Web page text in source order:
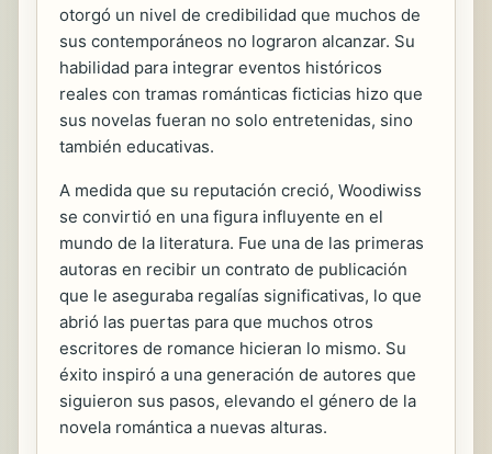
otorgó un nivel de credibilidad que muchos de
sus contemporáneos no lograron alcanzar. Su
habilidad para integrar eventos históricos
reales con tramas románticas ficticias hizo que
sus novelas fueran no solo entretenidas, sino
también educativas.
A medida que su reputación creció, Woodiwiss
se convirtió en una figura influyente en el
mundo de la literatura. Fue una de las primeras
autoras en recibir un contrato de publicación
que le aseguraba regalías significativas, lo que
abrió las puertas para que muchos otros
escritores de romance hicieran lo mismo. Su
éxito inspiró a una generación de autores que
siguieron sus pasos, elevando el género de la
novela romántica a nuevas alturas.